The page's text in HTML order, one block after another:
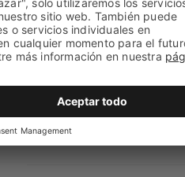
Largo de la caña
A la
Confort Agradablemente
Tipo de puño
Acanalado
Acolchado Ninguno
Planta Normal
Aspecto